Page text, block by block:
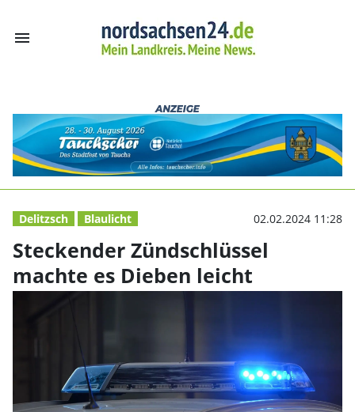
menu Steckender
Delitzsch Blaulicht 02.02.2024 11:28
Steckender Zündschlüssel
machte es Dieben leicht